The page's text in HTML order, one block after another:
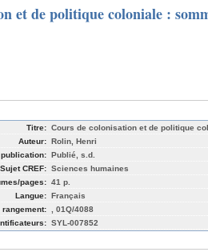
et de politique coloniale :
Titre: Cours de colonisation et de politique
Auteur: Rolin, Henri
Publié, s.d.
Sujet CREF: Sciences humaines
pages: 41 p.
Langue: Français
rangement:
, 01Q/4088
SYL-007852